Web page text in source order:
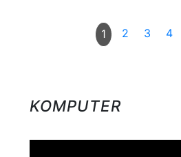
1 2 3 4
KOMPUTER